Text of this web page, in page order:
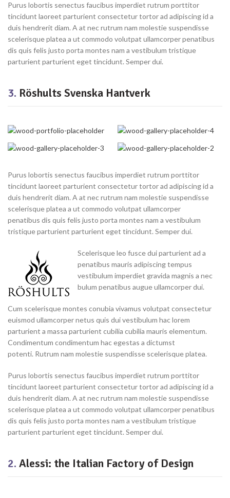
Purus lobortis senectus faucibus imperdiet rutrum porttitor
tincidunt laoreet parturient consectetur tortor ad adipiscing id a
duis hendrerit diam. A at nec rutrum nam molestie suspendisse
scelerisque platea a ut commodo volutpat ullamcorper penatibus
dis quis felis justo porta montes nam a vestibulum tristique
parturient parturient eget tincidunt. Semper dui.
3. Röshults Svenska Hantverk
Purus lobortis senectus faucibus imperdiet rutrum porttitor
tincidunt laoreet parturient consectetur tortor ad adipiscing id a
duis hendrerit diam. A at nec rutrum nam molestie suspendisse
scelerisque platea a ut commodo volutpat ullamcorper
penatibus dis quis felis justo porta montes nam a vestibulum
tristique parturient parturient eget tincidunt. Semper dui.
Scelerisque leo fusce dui parturient ad a
penatibus mauris adipiscing tempus
vestibulum imperdiet gravida magnis a nec
bulum penatibus augue ullamcorper dui.
Cum scelerisque montes conubia vivamus volutpat consectetur
euismod ullamcorper netus quis dui vestibulum hac lorem
parturient a massa parturient cubilia cubilia mauris elementum.
Condimentum condimentum hac egestas a dictumst
potenti. Rutrum nam molestie suspendisse scelerisque platea.
Purus lobortis senectus faucibus imperdiet rutrum porttitor
tincidunt laoreet parturient consectetur tortor ad adipiscing id a
duis hendrerit diam. A at nec rutrum nam molestie suspendisse
scelerisque platea a ut commodo volutpat ullamcorper penatibus
dis quis felis justo porta montes nam a vestibulum tristique
parturient parturient eget tincidunt. Semper dui.
2. Alessi: the Italian Factory of Design